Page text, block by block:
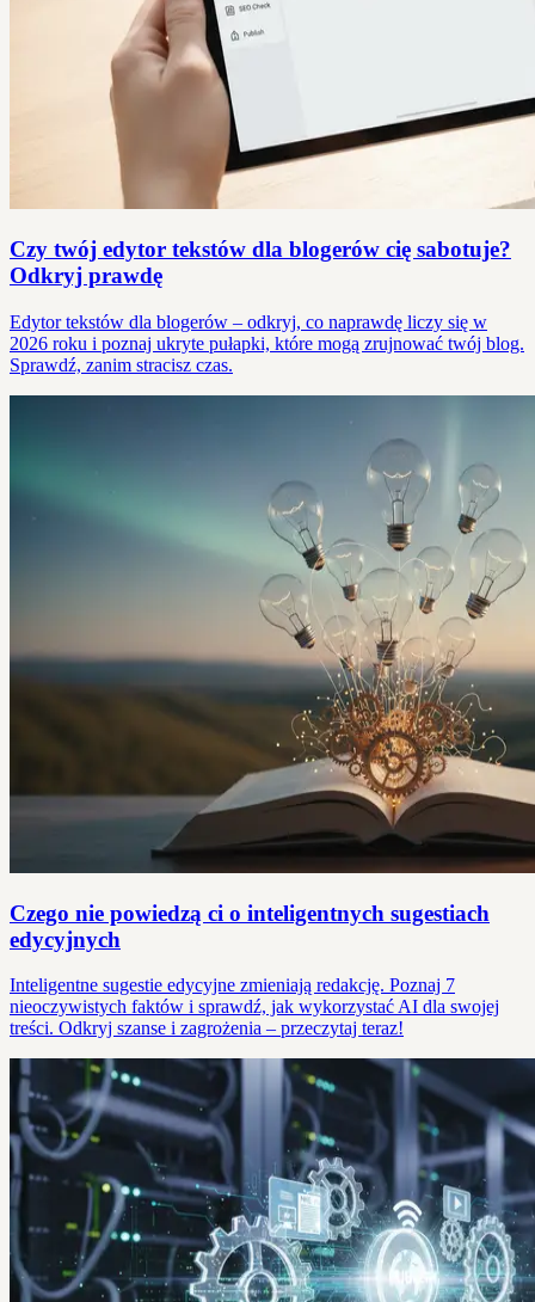
Czy twój edytor tekstów dla blogerów cię sabotuje?
Odkryj prawdę
Edytor tekstów dla blogerów – odkryj, co naprawdę liczy się w
2026 roku i poznaj ukryte pułapki, które mogą zrujnować twój blog.
Sprawdź, zanim stracisz czas.
Czego nie powiedzą ci o inteligentnych sugestiach
edycyjnych
Inteligentne sugestie edycyjne zmieniają redakcję. Poznaj 7
nieoczywistych faktów i sprawdź, jak wykorzystać AI dla swojej
treści. Odkryj szanse i zagrożenia – przeczytaj teraz!